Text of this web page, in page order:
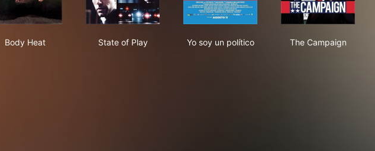
Body Heat
State of Play
Yo soy un político
The Campaign